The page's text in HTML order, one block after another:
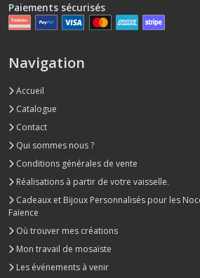
Paiements sécurisés
Navigation
Accueil
Catalogue
Contact
Qui sommes nous ?
Conditions générales de vente
Réalisations à partir de votre vaisselle.
Cadeaux et Bijoux Personnalisés pour les
Faïence
Où trouver mes créations
Mon travail de mosaïste
Les événements à venir